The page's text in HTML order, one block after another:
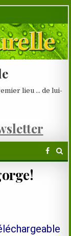
lieu … de lui-